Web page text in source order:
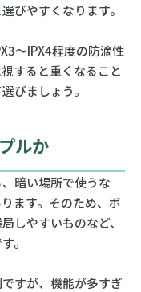
びやすくなります。
〜IPX4程度の防滴性
すると重くなること
びましょう。
ルか
暗い場所で使うな
ます。そのため、ボ
しやすいものなど、
。
すが、機能が多すぎ